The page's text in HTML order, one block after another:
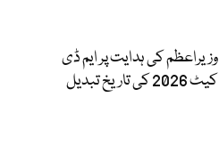
وزیراعظم کی ہدایت پر ایم ڈی
کیٹ 2026 کی تاریخ تبدیل